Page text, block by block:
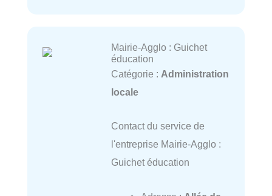
Mairie-Agglo : Guichet
éducation
Catégorie : Administration
locale
Contact du service de
l'entreprise Mairie-Agglo :
Guichet éducation